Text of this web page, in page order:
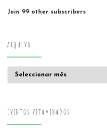
Join 99 other subscribers
ARQUIVO
EVENTOS VITAMINADOS